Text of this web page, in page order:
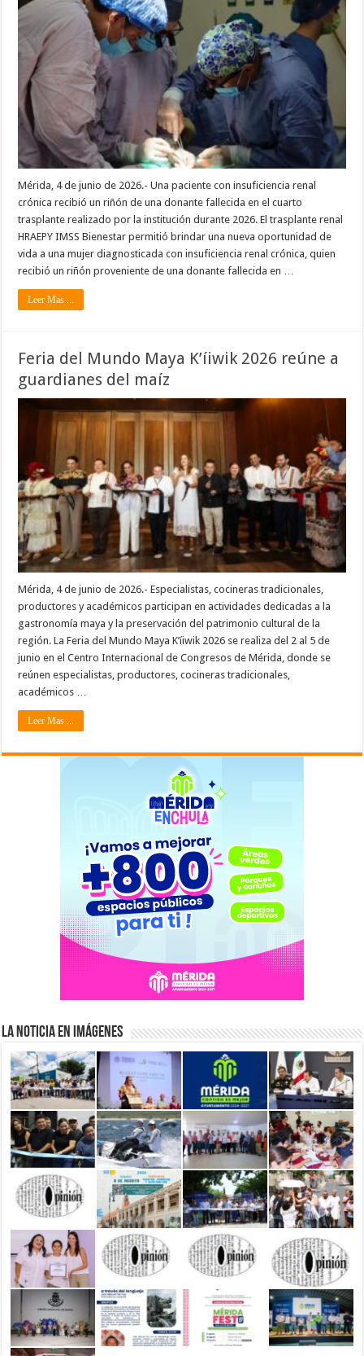
Mérida, 4 de junio de 2026.- Una paciente con insuficiencia renal
crónica recibió un riñón de una donante fallecida en el cuarto
trasplante realizado por la institución durante 2026. El trasplante renal
HRAEPY IMSS Bienestar permitió brindar una nueva oportunidad de
vida a una mujer diagnosticada con insuficiencia renal crónica, quien
recibió un riñón proveniente de una donante fallecida en …
Leer Mas ...
Feria del Mundo Maya K’íiwik 2026 reúne a
guardianes del maíz
Mérida, 4 de junio de 2026.- Especialistas, cocineras tradicionales,
productores y académicos participan en actividades dedicadas a la
gastronomía maya y la preservación del patrimonio cultural de la
región. La Feria del Mundo Maya K’íiwik 2026 se realiza del 2 al 5 de
junio en el Centro Internacional de Congresos de Mérida, donde se
reúnen especialistas, productores, cocineras tradicionales,
académicos …
Leer Mas ...
La Noticia en Imágenes